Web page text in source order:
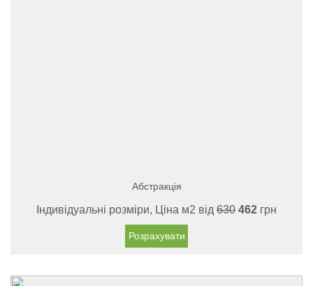
Абстракція
Індивідуальні розміри, Ціна м2 від 630 462 грн
Розрахувати